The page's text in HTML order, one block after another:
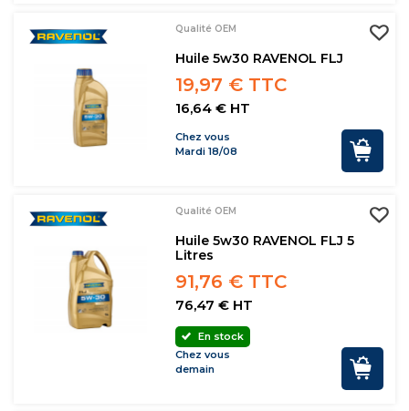
Qualité OEM
Huile 5w30 RAVENOL FLJ
19,97 € TTC
16,64 € HT
Chez vous
Mardi 18/08
Qualité OEM
Huile 5w30 RAVENOL FLJ 5
Litres
91,76 € TTC
76,47 € HT
En stock
Chez vous
demain